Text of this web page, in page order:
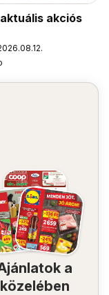
akciós
a
közelében